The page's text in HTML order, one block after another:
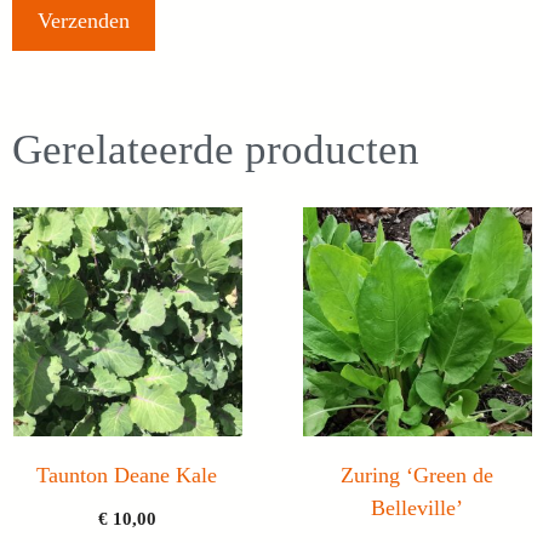
Gerelateerde producten
Taunton Deane Kale
€10,00
Zuring ‘Green de
Belleville’